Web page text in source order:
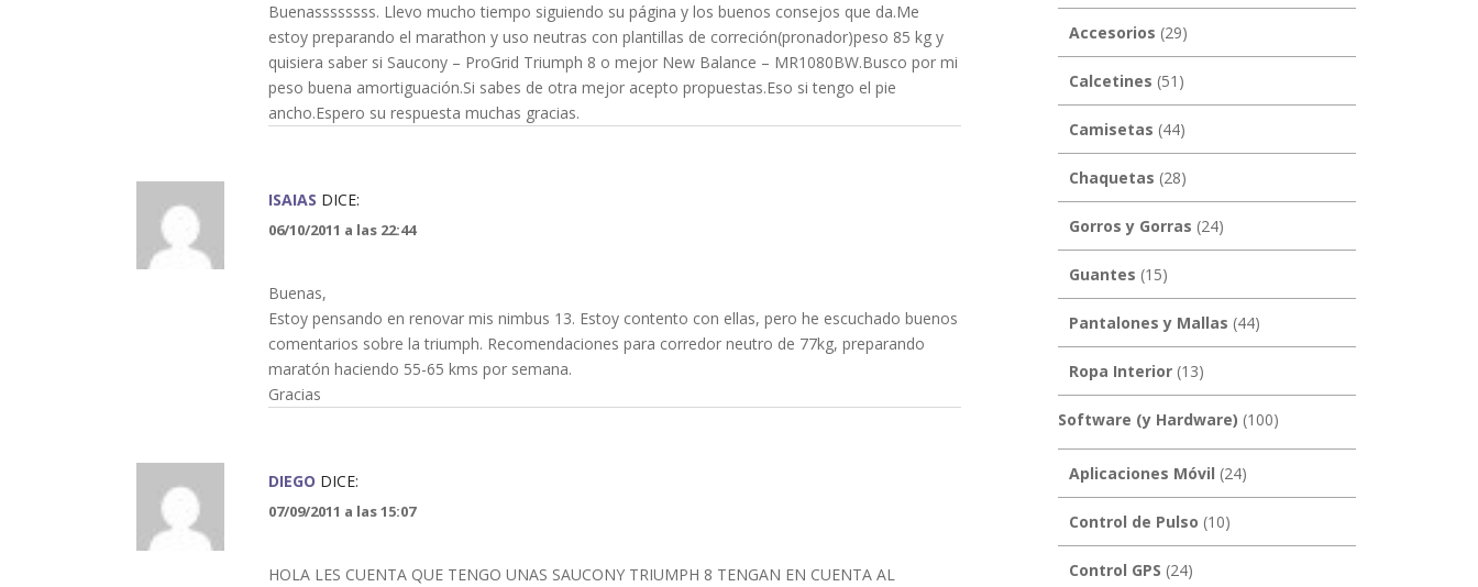
Buenassssssss. Llevo mucho tiempo siguiendo su página y los buenos consejos que da.Me
estoy preparando el marathon y uso neutras con plantillas de correción(pronador)peso 85 kg y
quisiera saber si Saucony – ProGrid Triumph 8 o mejor New Balance – MR1080BW.Busco por mi
peso buena amortiguación.Si sabes de otra mejor acepto propuestas.Eso si tengo el pie
ancho.Espero su respuesta muchas gracias.
ISAIAS DICE:
06/10/2011 a las 22:44
Buenas,
Estoy pensando en renovar mis nimbus 13. Estoy contento con ellas, pero he escuchado buenos
comentarios sobre la triumph. Recomendaciones para corredor neutro de 77kg, preparando
maratón haciendo 55-65 kms por semana.
Gracias
DIEGO DICE:
07/09/2011 a las 15:07
HOLA LES CUENTA QUE TENGO UNAS SAUCONY TRIUMPH 8 TENGAN EN CUENTA AL
Accesorios (29)
Calcetines (51)
Camisetas (44)
Chaquetas (28)
Gorros y Gorras (24)
Guantes (15)
Pantalones y Mallas (44)
Ropa Interior(13)
Software (y Hardware) (100)
Aplicaciones Móvil (24)
Control de Pulso (10)
Control GPS (24)